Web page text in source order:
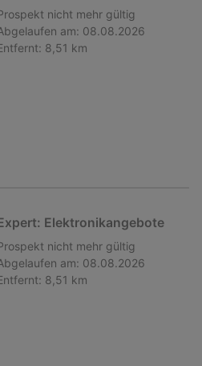
nicht mehr gültig
am: 08.08.2026
8,51 km
Elektronikangebote
nicht mehr gültig
am: 08.08.2026
8,51 km